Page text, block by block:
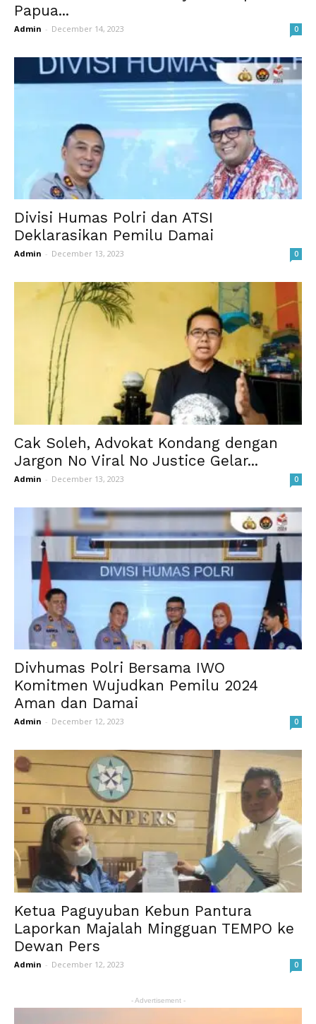
Papua...
Admin - December 14, 2023 0
Divisi Humas Polri dan ATSI
Deklarasikan Pemilu Damai
Admin - December 13, 2023 0
Cak Soleh, Advokat Kondang dengan
Jargon No Viral No Justice Gelar...
Admin - December 13, 2023 0
Divhumas Polri Bersama IWO
Komitmen Wujudkan Pemilu 2024
Aman dan Damai
Admin - December 12, 2023 0
Ketua Paguyuban Kebun Pantura
Laporkan Majalah Mingguan TEMPO ke
Dewan Pers
Admin - December 12, 2023 0
- Advertisement -